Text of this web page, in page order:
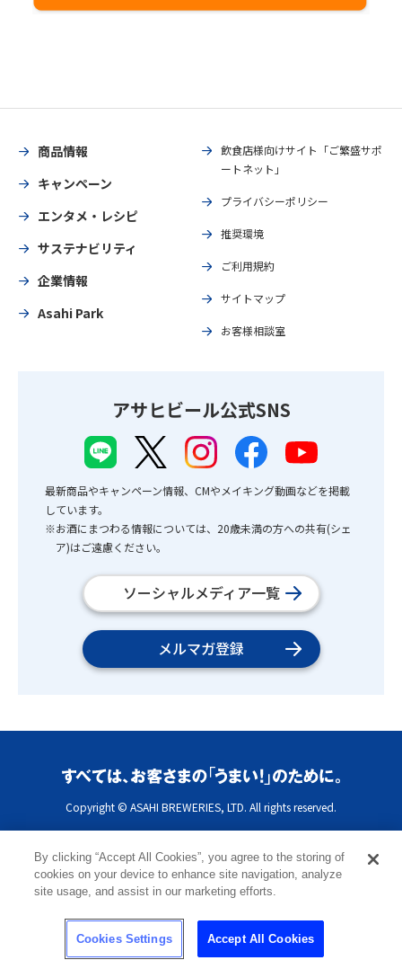
商品情報
キャンペーン
エンタメ・レシピ
サステナビリティ
企業情報
Asahi Park
飲食店様向けサイト「ご繁盛サポ
ートネット」
プライバシーポリシー
推奨環境
ご利用規約
サイトマップ
お客様相談室
アサヒビール公式SNS
最新商品やキャンペーン情報、CMやメイキング動画などを掲載
しています。
※お酒にまつわる情報については、20歳未満の方への共有(シェ
ア)はご遠慮ください。
ソーシャルメディア一覧
メルマガ登録
Copyright © ASAHI BREWERIES, LTD. All rights reserved.
By clicking “Accept All Cookies”, you agree to the storing of
cookies on your device to enhance site navigation, analyze
site usage, and assist in our marketing efforts.
Cookies Settings Accept All Cookies